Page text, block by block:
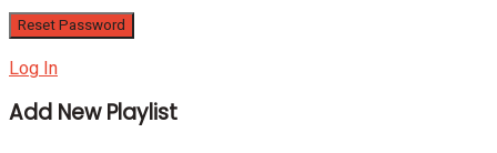
Log In
Add New Playlist